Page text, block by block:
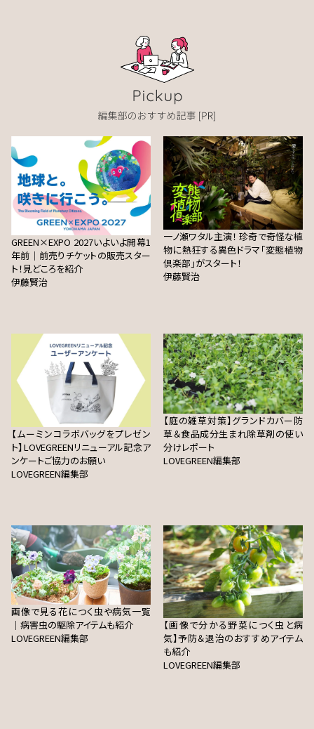
GREEN×EXPO 2027いよいよ開幕1
年前｜前売りチケットの販売スター
ト！見どころを紹介
伊藤賢治
一ノ瀬ワタル主演！ 珍奇で奇怪な植
物に熱狂する異色ドラマ「変態植物
倶楽部」がスタート！
伊藤賢治
【ムーミンコラボバッグをプレゼン
ト】LOVEGREENリニューアル記念ア
ンケートご協力のお願い
LOVEGREEN編集部
【庭の雑草対策】グランドカバー防
草＆食品成分生まれ除草剤の使い
分けレポート
LOVEGREEN編集部
画像で見る花につく虫や病気一覧
｜病害虫の駆除アイテムも紹介
LOVEGREEN編集部
【画像で分かる野菜につく虫と病
気】予防＆退治のおすすめアイテム
も紹介
LOVEGREEN編集部